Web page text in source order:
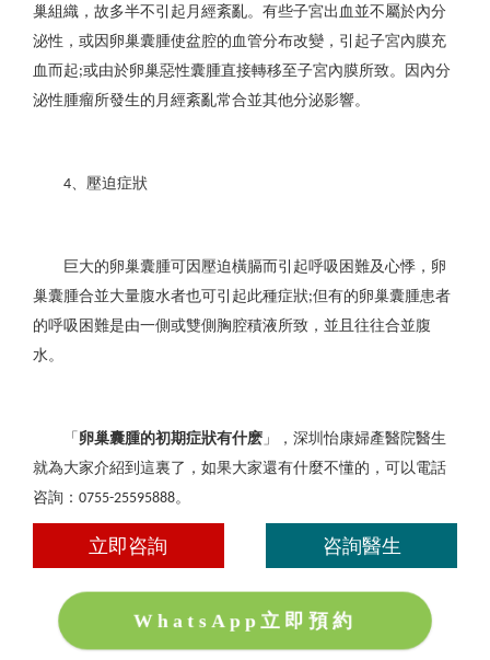
巢組織，故多半不引起月經紊亂。有些子宮出血並不屬於內分
泌性，或因卵巢囊腫使盆腔的血管分布改變，引起子宮內膜充
血而起;或由於卵巢惡性囊腫直接轉移至子宮內膜所致。因內分
泌性腫瘤所發生的月經紊亂常合並其他分泌影響。
4、壓迫症狀
巨大的卵巢囊腫可因壓迫橫膈而引起呼吸困難及心悸，卵
巢囊腫合並大量腹水者也可引起此種症狀;但有的卵巢囊腫患者
的呼吸困難是由一側或雙側胸腔積液所致，並且往往合並腹
水。
「 卵巢囊腫的初期症狀有什麽 」，深圳怡康婦產醫院醫生
就為大家介紹到這裏了，如果大家還有什麼不懂的，可以電話
咨詢： 0755-25595888。
立即咨詢 咨詢醫生
WhatsApp立即預約